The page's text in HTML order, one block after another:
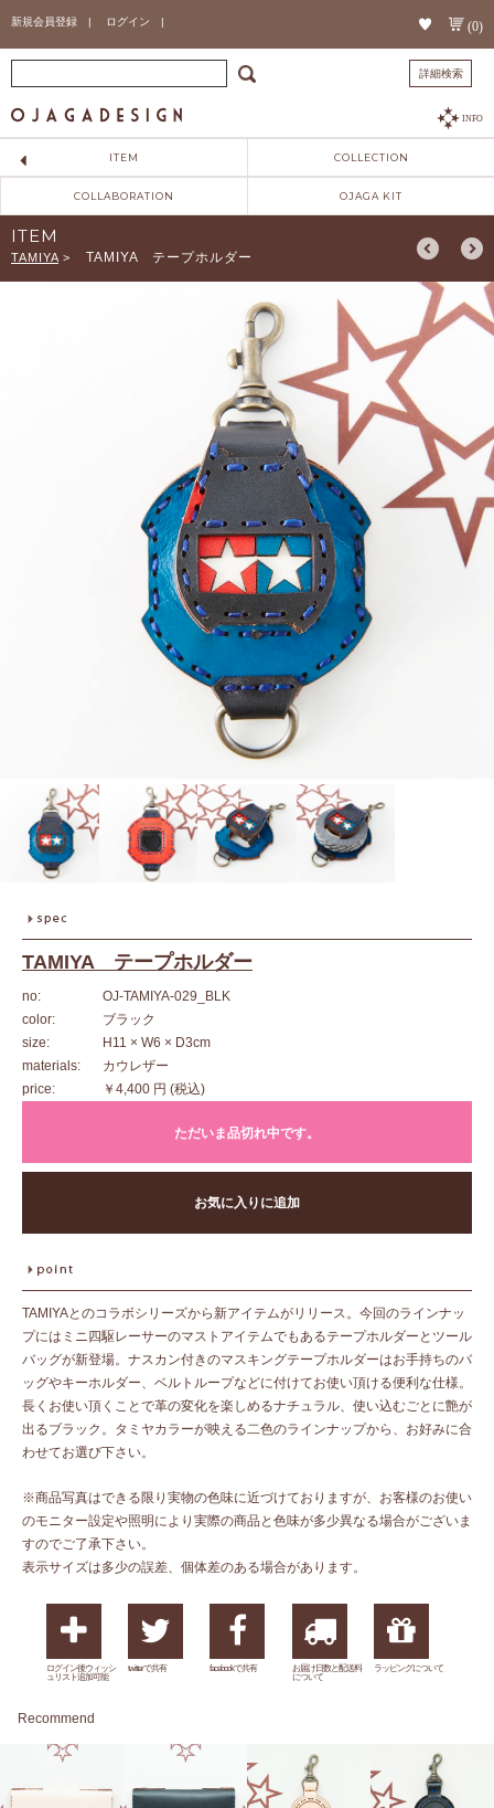
新規会員登録 | ログイン | (0)
詳細検索
INFO
ITEM COLLECTION
COLLABORATION OJAGA KIT
ITEM
TAMIYA > TAMIYA テープホルダー
TAMIYA テープホルダー
no:
OJ-TAMIYA-029_BLK
color:
ブラック
size:
H11 × W6 × D3cm
materials:
カウレザー
price:
￥4,400 円 (税込)
ただいま品切れ中です。
お気に入りに追加
TAMIYAとのコラボシリーズから新アイテムがリリース。今回のラインナッ
プにはミニ四駆レーサーのマストアイテムでもあるテープホルダーとツール
バッグが新登場。ナスカン付きのマスキングテープホルダーはお手持ちのバ
ッグやキーホルダー、ベルトループなどに付けてお使い頂ける便利な仕様。
長くお使い頂くことで革の変化を楽しめるナチュラル、使い込むごとに艶が
出るブラック。タミヤカラーが映える二色のラインナップから、お好みに合
わせてお選び下さい。
※商品写真はできる限り実物の色味に近づけておりますが、お客様のお使い
のモニター設定や照明により実際の商品と色味が多少異なる場合がございま
すのでご了承下さい。
表示サイズは多少の誤差、個体差のある場合があります。
ログイン後ウィッシ
ュリスト追加可能
twitterで共有 facebookで共有
お届け日数と配送料
について
ラッピングについて
Recommend